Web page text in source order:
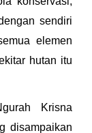
sendiri
elemen
hutan itu
Krisna
disampaikan